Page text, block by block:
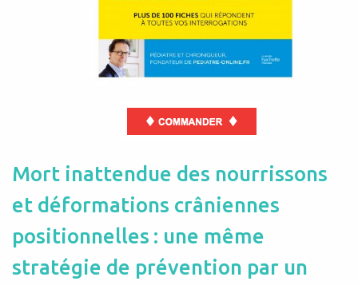
Mort inattendue des nourrissons
et déformations crâniennes
positionnelles : une même
stratégie de prévention par un